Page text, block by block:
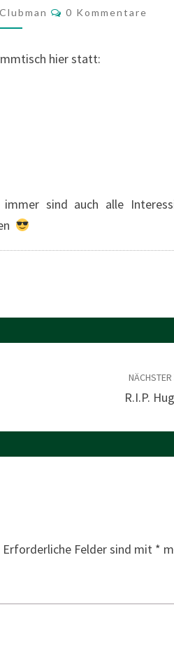
Clubman Kommentare
0 Kommentare
hier statt:
sind auch alle
NÄCHSTER
R.I.P.
Erforderliche Felder sind mit *